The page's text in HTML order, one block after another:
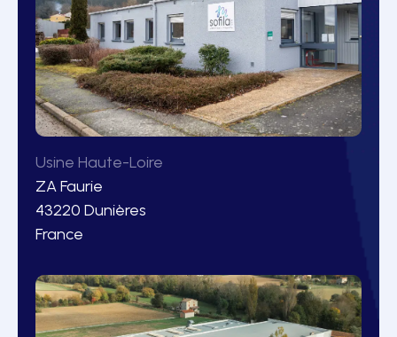
Usine Haute-Loire
ZA Faurie
43220 Dunières
France